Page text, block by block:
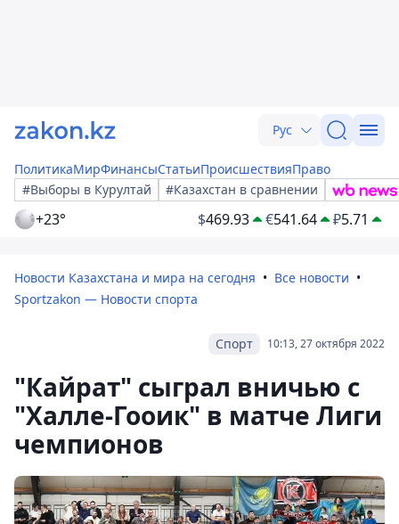
Рус
ПолитикаМирФинансыСтатьиПроисшествияПраво
#Выборы в Курултай
#Казахстан в сравнении
+23° $469.93 €541.64 ₽5.71
Новости Казахстана и мира на сегодня
Все новости
Sportzakon — Новости спорта
10:13, 27 октября 2022
Спорт
"Кайрат" сыграл вничью с
"Халле-Гооик" в матче Лиги
чемпионов